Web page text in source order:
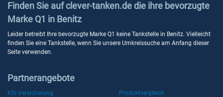
Finden Sie auf clever-tanken.de die ihre bevorzugte
Marke Q1 in Benitz
Leider betreibt Ihre bevorzugte Marke Q1 keine Tankstelle in Benitz. Vielleicht
finden Sie eine Tankstelle, wenn Sie unsere Umkreissuche am Anfang dieser
Seite verwenden.
Partnerangebote
Kfz-Versicherung
Produktvergleich